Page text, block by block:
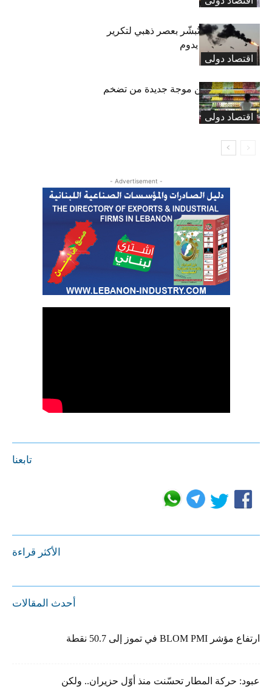
اقتصاد دولی
الحرب الإيرانية تُبشّر بعصر ذهبي لتكرير
النفط.. لكنه لن يدوم
اقتصاد دولی
العالم يقترب من موجة جديدة من تضخم
أسعار الغذاء
- Advertisement -
تابعنا
الأكثر قراءة
أحدث المقالات
ارتفاع مؤشر BLOM PMI في تموز إلى 50.7 نقطة
عبود: حركة المطار تحسّنت منذ أوّل حزيران.. ولكن